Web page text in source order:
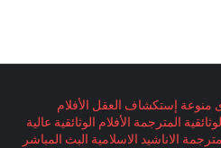
منوعة إستكشاف العقل الأفلام
المترجمة الأفلام الوثائقية عالية
مترجمة الاناشيد الاسلامية البث المباشر